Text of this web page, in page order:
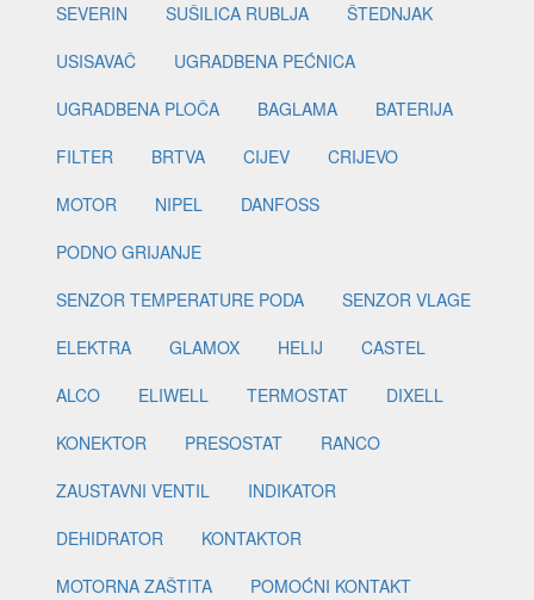
SEVERIN
SUŠILICA RUBLJA
ŠTEDNJAK
USISAVAČ
UGRADBENA PEĆNICA
UGRADBENA PLOČA
BAGLAMA
BATERIJA
FILTER
BRTVA CIJEV
CRIJEVO
MOTOR
NIPEL
DANFOSS
PODNO GRIJANJE
SENZOR TEMPERATURE PODA
SENZOR VLAGE
ELEKTRA
GLAMOX HELIJ
CASTEL
ALCO
ELIWELL TERMOSTAT
DIXELL
KONEKTOR
PRESOSTAT
RANCO
ZAUSTAVNI VENTIL
INDIKATOR
DEHIDRATOR
KONTAKTOR
MOTORNA ZAŠTITA
POMOĆNI KONTAKT